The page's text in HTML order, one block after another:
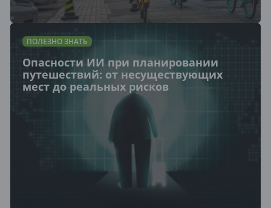
ПОЛЕЗНО ЗНАТЬ
Опасности ИИ при планировании
путешествий: от несуществующих
мест до реальных рисков